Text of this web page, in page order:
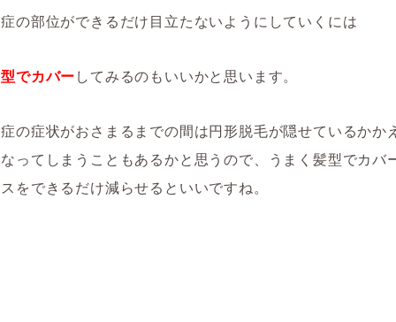
の部位ができるだけ目立たないようにしていくには
でカバーしてみるのもいいかと思います。
の症状がおさまるまでの間は円形脱毛が隠せているかか
ってしまうこともあるかと思うので、うまく髪型でカバ
をできるだけ減らせるといいですね。